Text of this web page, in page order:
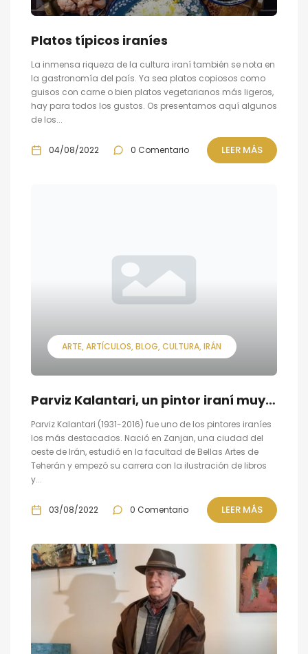
Platos típicos iraníes
La inmensa riqueza de la cultura iraní también se nota en
la gastronomía del país. Ya sea platos copiosos como
guisos con carne o bien platos vegetarianos más ligeros,
hay para todos los gustos. Os presentamos aquí algunos
de los...
04/08/2022 0 Comentario LEER MÁS
ARTE ARTÍCULOS BLOG CULTURA IRÁN
Parviz Kalantari, un pintor iraní muy influyente
Parviz Kalantari (1931-2016) fue uno de los pintores iraníes
los más destacados. Nació en Zanjan, una ciudad del
oeste de Irán, estudió en la facultad de Bellas Artes de
Teherán y empezó su carrera con la ilustración de libros
y...
03/08/2022 0 Comentario LEER MÁS